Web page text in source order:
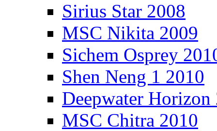
Sirius Star 2008
MSC Nikita 2009
Sichem Osprey
Shen Neng 1 2010
Deepwater Horizon
MSC Chitra 2010